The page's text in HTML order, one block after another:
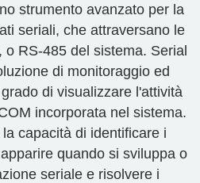
strumento avanzato per la
seriali, che attraversano le
RS-485 del sistema. Serial
di monitoraggio ed
di visualizzare l'attività
incorporata nel sistema.
capacità di identificare i
quando si sviluppa o
seriale e risolvere i